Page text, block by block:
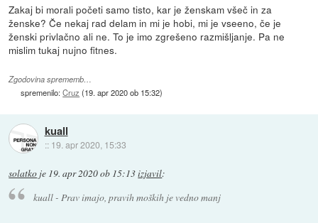
Zakaj bi morali početi samo tisto, kar je ženskam všeč in za
ženske? Če nekaj rad delam in mi je hobi, mi je vseeno, če je
ženski privlačno ali ne. To je imo zgrešeno razmišljanje. Pa ne
mislim tukaj nujno fitnes.
Zgodovina sprememb…
spremenilo:Cruz (19. apr 2020 ob 15:32)
kuall
:: 19. apr 2020, 15:33
solatko je 19. apr 2020 ob 15:13izjavil:
kuall - Prav imajo, pravih moških je vedno manj